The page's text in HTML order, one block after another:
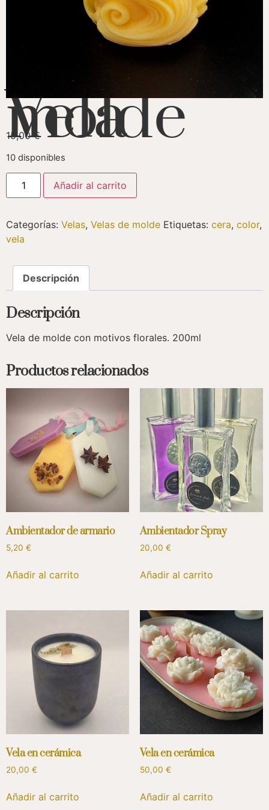
Vela molde
15,00€
10 disponibles
Añadir al carrito
Categorías: Velas, Velas de molde Etiquetas: cera, color,
vela
Descripción
Descripción
Vela de molde con motivos florales. 200ml
Productos relacionados
Ambientador de armario
5,20 €
Añadir al carrito
Ambientador Spray
20,00 €
Añadir al carrito
Vela en cerámica
20,00 €
Añadir al carrito
Vela en cerámica
50,00 €
Añadir al carrito